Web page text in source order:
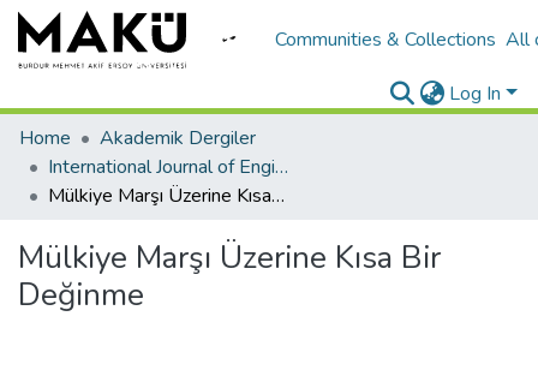
Communities & Collections All
Log In
Home
Akademik Dergiler
International Journal of Engineering Design and Technology
Mülkiye Marşı Üzerine Kısa Bir Değinme
Mülkiye Marşı Üzerine Kısa Bir
Değinme